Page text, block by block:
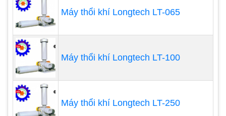
Tất cả các linh kiện để lắp giáp lên
khí SAVERTIđược ra công trên máy CNC
tiên tiến, độ chính xác tuyệt đối và được kiểm
tra tỉ mỉ
Máy thổi khí Longtech LT-065
Máy thổi khí Longtech LT-100
Máy thổi khí Longtech LT-250